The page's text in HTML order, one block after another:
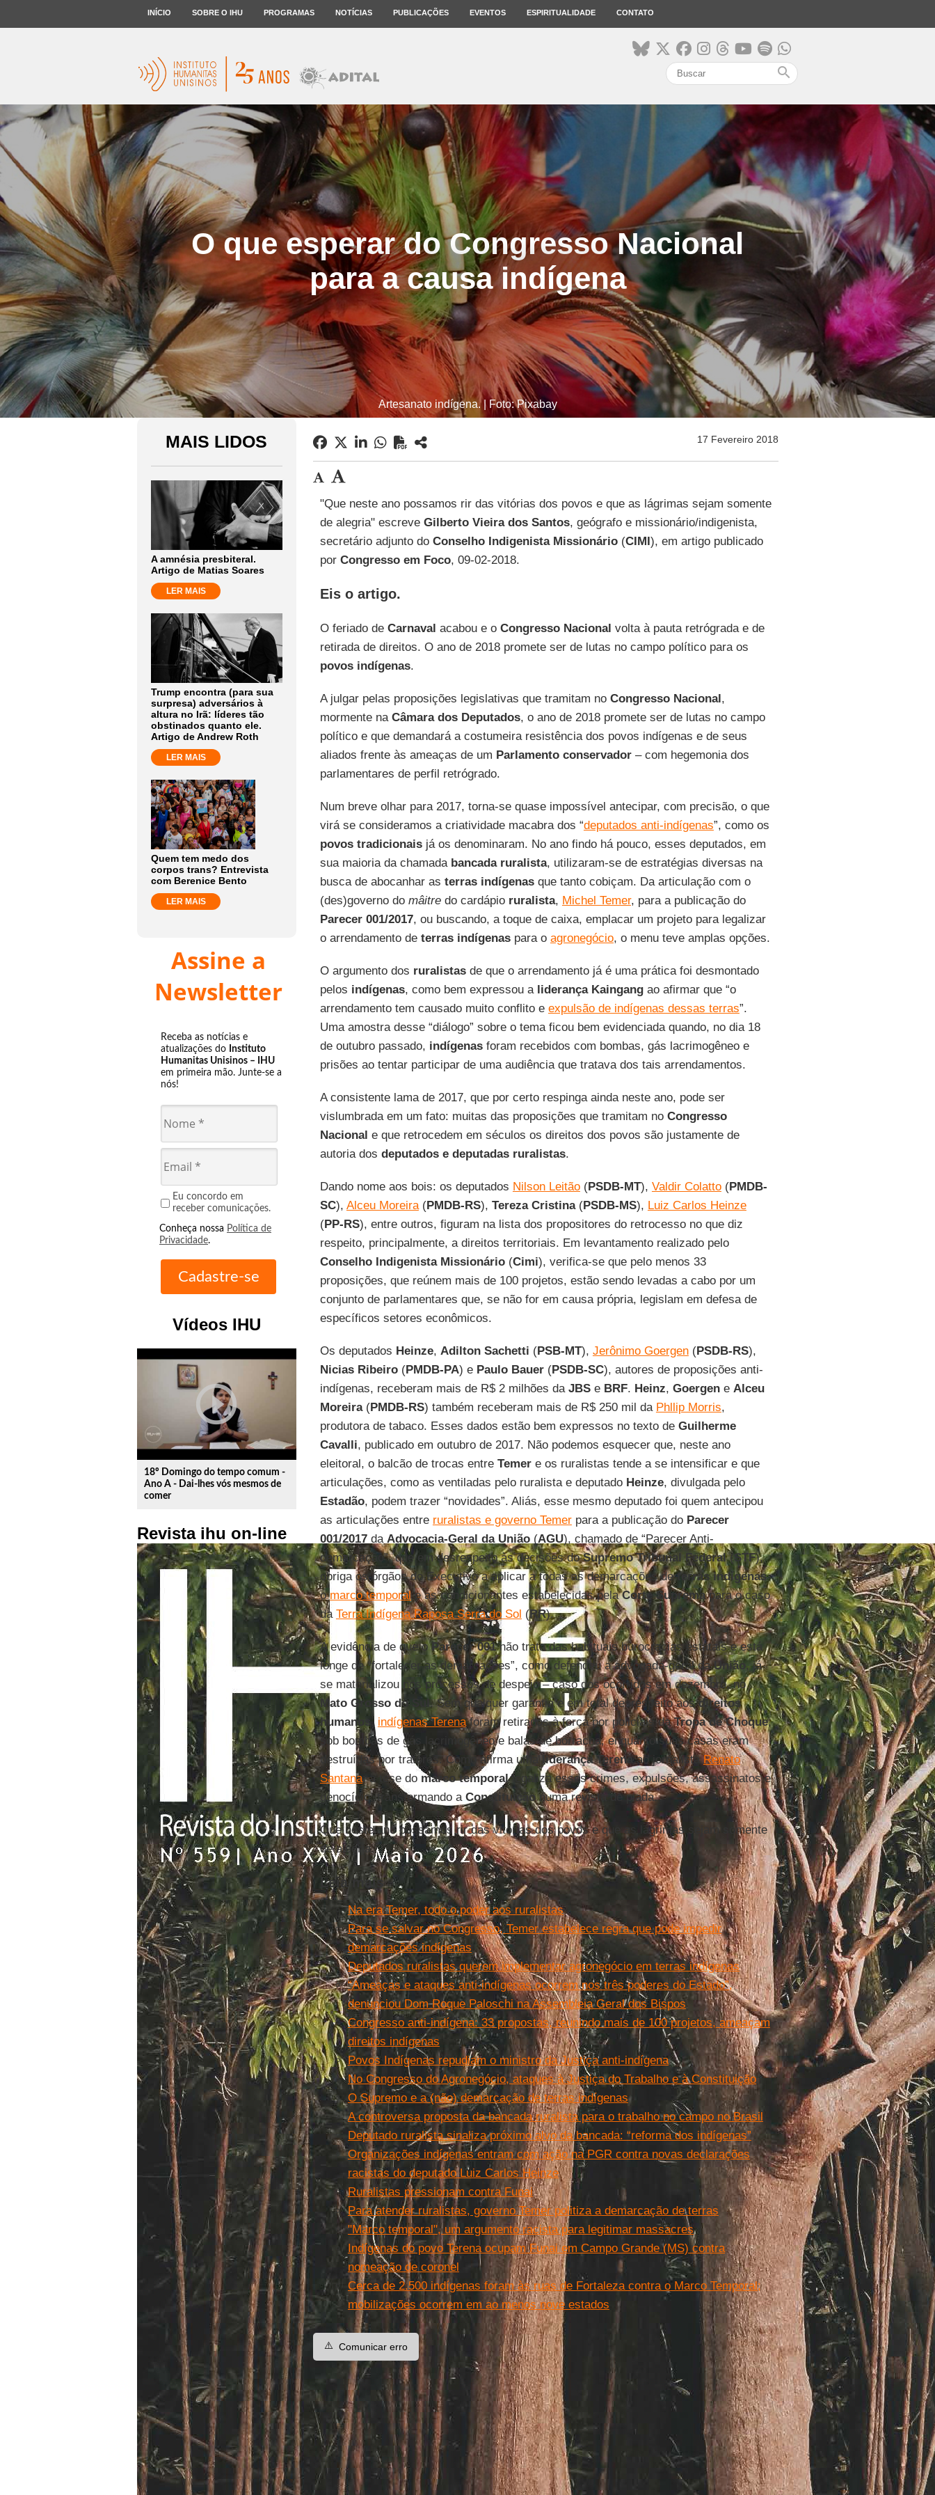
INÍCIO SOBRE O IHU PROGRAMAS NOTÍCIAS PUBLICAÇÕES EVENTOS ESPIRITUALIDADE CONTATO
search
O que esperar do Congresso Nacional
para a causa indígena
Artesanato indígena. | Foto: Pixabay
MAIS LIDOS
A amnésia presbiteral.
Artigo de Matias Soares
LER MAIS
Trump encontra (para sua
surpresa) adversários à
altura no Irã: líderes tão
obstinados quanto ele.
Artigo de Andrew Roth
LER MAIS
Quem tem medo dos
corpos trans? Entrevista
com Berenice Bento
LER MAIS
Assine a
Newsletter
Receba as notícias e
atualizações do Instituto
Humanitas Unisinos – IHU
em primeira mão. Junte-se a
nós!
Eu concordo em
receber comunicações.
Conheça nossa Política de
Privacidade.
Vídeos IHU
play_circle_outline
18º Domingo do tempo comum -
Ano A - Dai-lhes vós mesmos de
comer
Revista ihu on-line
17 Fevereiro 2018
"Que neste ano possamos rir das vitórias dos povos e que as lágrimas sejam somente
de alegria" escreve Gilberto Vieira dos Santos, geógrafo e missionário/indigenista,
secretário adjunto do Conselho Indigenista Missionário (CIMI), em artigo publicado
por Congresso em Foco, 09-02-2018.
Eis o artigo.
O feriado de Carnaval acabou e o Congresso Nacional volta à pauta retrógrada e de
retirada de direitos. O ano de 2018 promete ser de lutas no campo político para os
povos indígenas.
A julgar pelas proposições legislativas que tramitam no Congresso Nacional,
mormente na Câmara dos Deputados, o ano de 2018 promete ser de lutas no campo
político e que demandará a costumeira resistência dos povos indígenas e de seus
aliados frente às ameaças de um Parlamento conservador– com hegemonia dos
parlamentares de perfil retrógrado.
Num breve olhar para 2017, torna-se quase impossível antecipar, com precisão, o que
virá se consideramos a criatividade macabra dos “deputados anti-indígenas”, como os
povos tradicionaisjá os denominaram. No ano findo há pouco, esses deputados, em
sua maioria da chamada bancada ruralista, utilizaram-se de estratégias diversas na
busca de abocanhar as terras indígenasque tanto cobiçam. Da articulação com o
(des)governo do mâitredo cardápio ruralista, Michel Temer, para a publicação do
Parecer 001/2017, ou buscando, a toque de caixa, emplacar um projeto para legalizar
o arrendamento de terras indígenaspara o agronegócio, o menu teve amplas opções.
O argumento dos ruralistasde que o arrendamento já é uma prática foi desmontado
pelos indígenas, como bem expressou a liderança Kaingangao afirmar que “o
arrendamento tem causado muito conflito e expulsão de indígenas dessas terras”.
Uma amostra desse “diálogo” sobre o tema ficou bem evidenciada quando, no dia 18
de outubro passado, indígenasforam recebidos com bombas, gás lacrimogêneo e
prisões ao tentar participar de uma audiência que tratava dos tais arrendamentos.
A consistente lama de 2017, que por certo respinga ainda neste ano, pode ser
vislumbrada em um fato: muitas das proposições que tramitam no Congresso
Nacional e que retrocedem em séculos os direitos dos povos são justamente de
autoria dos deputados e deputadas ruralistas.
Dando nome aos bois: os deputados Nilson Leitão(PSDB-MT), Valdir Colatto(PMDB-
SC), Alceu Moreira(PMDB-RS), Tereza Cristina(PSDB-MS), Luiz Carlos Heinze
(PP-RS), entre outros, figuram na lista dos propositores do retrocesso no que diz
respeito, principalmente, a direitos territoriais. Em levantamento realizado pelo
Conselho Indigenista Missionário(Cimi), verifica-se que pelo menos 33
proposições, que reúnem mais de 100 projetos, estão sendo levadas a cabo por um
conjunto de parlamentares que, se não for em causa própria, legislam em defesa de
específicos setores econômicos.
Os deputados Heinze, Adilton Sachetti (PSB-MT), Jerônimo Goergen(PSDB-RS),
Nicias Ribeiro(PMDB-PA) e Paulo Bauer(PSDB-SC), autores de proposições anti-
indígenas, receberam mais de R$ 2 milhões da JBSe BRF. Heinz, Goergene Alceu
Moreira(PMDB-RS) também receberam mais de R$ 250 mil da Phllip Morris,
produtora de tabaco. Esses dados estão bem expressos no texto de Guilherme
Cavalli, publicado em outubro de 2017. Não podemos esquecer que, neste ano
eleitoral, o balcão de trocas entre Temere os ruralistas tende a se intensificar e que
articulações, como as ventiladas pelo ruralista e deputado Heinze, divulgada pelo
Estadão, podem trazer “novidades”. Aliás, esse mesmo deputado foi quem antecipou
as articulações entre ruralistas e governo Temerpara a publicação do Parecer
001/2017da Advocacia-Geral da União(AGU), chamado de “Parecer Anti-
demarcação”, que em desrespeito às decisões doSupremo Tribunal Federal(STF),
obriga os órgãos do Executivo a aplicar a todas as demarcações deterras indígenas
omarco temporale as condicionantes estabelecidas pelaCorte Supremapara o caso
da Terra Indígena Raposa Serra do Sol (RR).
A evidência de que oParecer 001não trata das habituais burocracias estatais e está
longe de “fortalecer as demarcações”, como defendeu a advogada-geral daUnião , já
se materializou nos processos de despejo – caso dos ocorridos em dezembro, no
Mato Grosso do Sul. Sem qualquer garantia e em total desrespeito aosdireitos
humanos , indígenas Terenaforam retirados à força por policiais daTropa de Choque,
sob bombas de gás lacrimogêneo e balas de borracha, enquanto suas casas eram
destruídas por tratores. Como afirma umaliderança Terenaao jornalistaRenato
Santana: a tese do marco temporallegaliza esses crimes, expulsões, assassinatos e
genocídio, transformando a Constituiçãonuma revista de piada.
Que neste ano possamos rir das vitórias dos povos e que as lágrimas sejam somente
de alegria.
Leia mais
Na era Temer, todo o poder aos ruralistas
Para se salvar no Congresso, Temer estabelece regra que pode impedir
demarcações indígenas
Deputados ruralistas querem implementar agronegócio em terras indígenas
“Ameaças e ataques anti-indígenas ocorrem nos três poderes do Estado”,
denunciou Dom Roque Paloschi na Assembleia Geral dos Bispos
Congresso anti-indígena: 33 propostas, reunindo mais de 100 projetos, ameaçam
direitos indígenas
Povos Indígenas repudiam o ministro da Justiça anti-indígena
No Congresso do Agronegócio, ataques à Justiça do Trabalho e à Constituição
O Supremo e a (não) demarcação de terras indígenas
A controversa proposta da bancada ruralista para o trabalho no campo no Brasil
Deputado ruralista sinaliza próximo alvo da bancada: “reforma dos indígenas”
Organizações indígenas entram com ação na PGR contra novas declarações
racistas do deputado Luiz Carlos Heinze
Ruralistas pressionam contra Funai
Para atender ruralistas, governo Temer politiza a demarcação de terras
"Marco temporal", um argumento racista para legitimar massacres
Indígenas do povo Terena ocupam Funai em Campo Grande (MS) contra
nomeação de coronel
Cerca de 2.500 indígenas foram às ruas de Fortaleza contra o Marco Temporal;
mobilizações ocorrem em ao menos nove estados
⚠️ Comunicar erro